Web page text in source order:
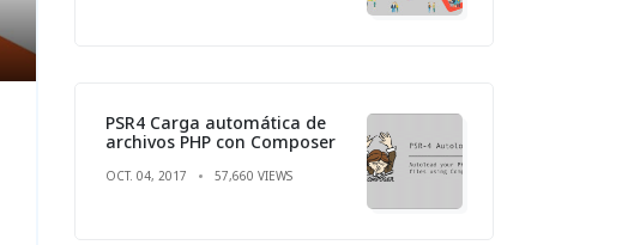
PSR4 Carga automática de
archivos PHP con Composer
OCT. 04, 2017 57,660 VIEWS